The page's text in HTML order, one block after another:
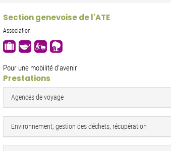
Section genevoise de l'ATE
Association
Pour une mobilité d'avenir
Prestations
Agences de voyage
Environnement, gestion des déchets, récupération